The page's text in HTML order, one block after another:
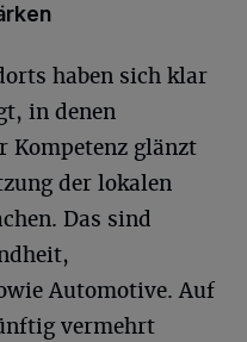
haben sich klar
in denen
Kompetenz glänzt
der lokalen
Das sind
Automotive. Auf
vermehrt